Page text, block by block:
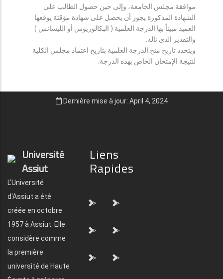
موافقة مجلس الجامعة، وإلى حين حصول الطالب على
الشهادة المذكورة يجوز أن يحصل على شهادة مؤقتة يوقعها
العميد مبيناً بها الدرجة العلمية ( البكالوريوس أو الليسانس )
والتقدير الذي ناله.
ويتحدد تاريخ منح الدرجة العلمية بتاريخ اعتماد مجلس الكلية
لنتيجة الإمتحان الخاص بهذه الدرجة.
Dernière mise à jour: April 4, 2024
Université
Assiut
L'Université
d'Assiut a été
créée en octobre
1957 à Assiut. Elle
considère comme
la première
université de Haute
Liens
Rapides
"> ">
"> ">
"> ">